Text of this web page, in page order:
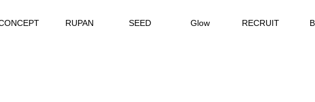
RUPAN SEED Glow RECRUIT